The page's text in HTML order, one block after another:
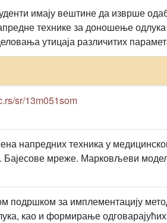
имају вештине да изврше
технике за доношење
утицаја различитих
sr/13m051som
напредних техника у
Бајесове мреже. Марковљеви
за имплементацију
као и формирање